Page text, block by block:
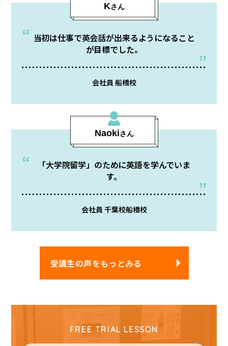
Kさん
当初は仕事で英会話が出来るようになること
が目標でした。
会社員 船橋校
Naokiさん
「大学院留学」のために英語を学んでいま
す。
会社員 千葉校船橋校
受講生の声をもっとみる
FREE TRIAL LESSON